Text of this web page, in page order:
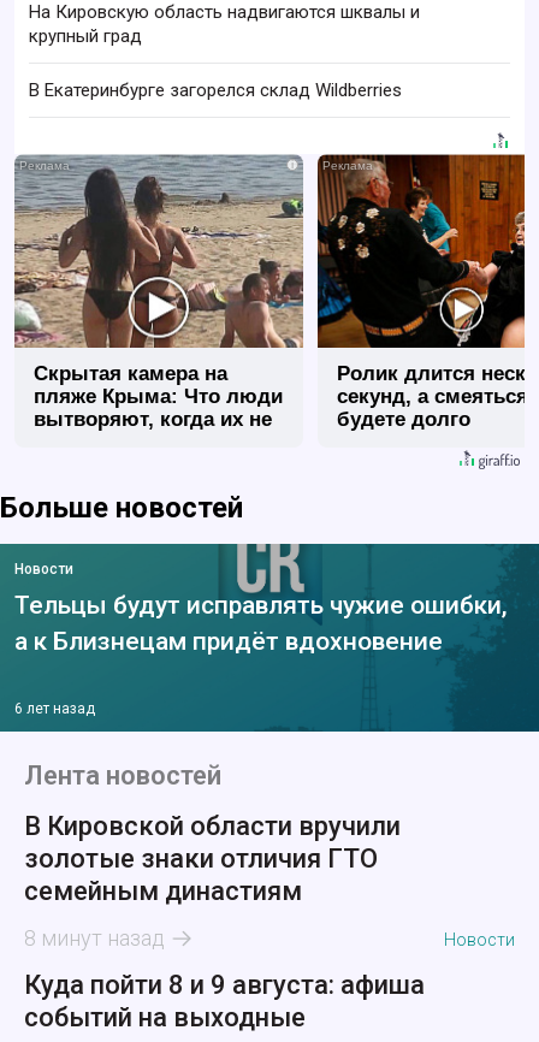
На Кировскую область надвигаются шквалы и
крупный град
В Екатеринбурге загорелся склад Wildberries
i
Скрытая камера на
пляже Крыма: Что люди
вытворяют, когда их не
Ролик длится
секунд, а смеяться
будете долго
Больше новостей
Новости
Тельцы будут исправлять чужие ошибки,
а к Близнецам придёт вдохновение
6 лет назад
Лента новостей
В Кировской области вручили
золотые знаки отличия ГТО
семейным династиям
8 минут назад Новости
Куда пойти 8 и 9 августа: афиша
событий на выходные